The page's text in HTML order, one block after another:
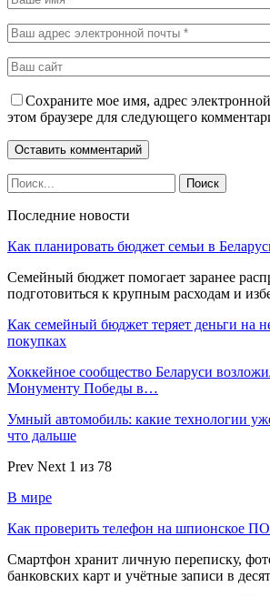
Сохраните мое имя, адрес
этом браузере для следующего
Последние новости
Как планировать бюджет семьи в
Семейный бюджет помогает заранее
подготовиться к крупным расходам и
Как семейный бюджет теряет деньги на
покупках
Хоккейное сообщество Беларуси
Монументу Победы в…
Умный автомобиль: какие технологии
что дальше
Prev Next 1 из 78
В мире
Как проверить телефон на шпионское ПО
Смартфон хранит личную переписку,
банковских карт и учётные записи в